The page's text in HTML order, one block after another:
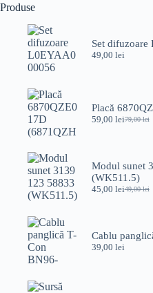
Produse
Set
49,00 lei
Placă
79,00lei
Prețul
79,00
59,00 leiPrețul
Modul sunet
(WK511.5)
49,00lei
Prețul
49,00
45,00 leiPrețul
Cablu
39,00 lei